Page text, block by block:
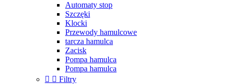
Automaty stop
Szczęki
Klocki
Przewody hamulcowe
tarcza hamulca
Zacisk
Pompa hamulca
Pompa hamulca
  Filtry